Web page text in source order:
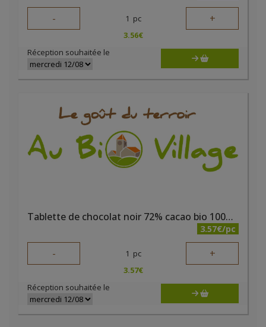
- 1 pc +
3.56€
Réception souhaitée le
Tablette de chocolat noir 72% cacao bio 100g Elibio
3.57€/pc
- 1 pc +
3.57€
Réception souhaitée le